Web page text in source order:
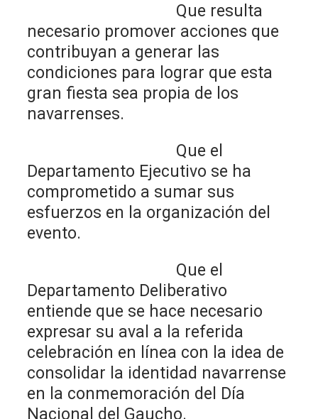
Que resulta
necesario promover acciones que
contribuyan a generar las
condiciones para lograr que esta
gran fiesta sea propia de los
navarrenses.
Que el
Departamento Ejecutivo se ha
comprometido a sumar sus
esfuerzos en la organización del
evento.
Que el
Departamento Deliberativo
entiende que se hace necesario
expresar su aval a la referida
celebración en línea con la idea de
consolidar la identidad navarrense
en la conmemoración del Día
Nacional del Gaucho.